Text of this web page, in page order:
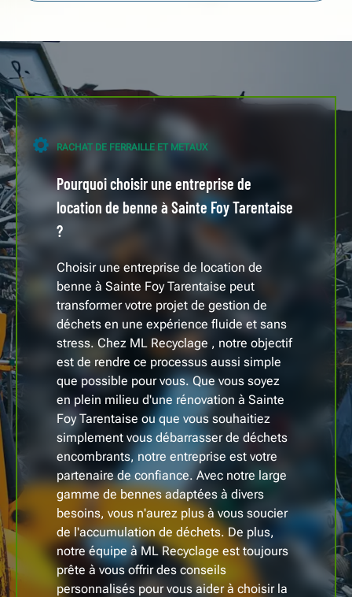
RACHAT DE FERRAILLE ET METAUX
Pourquoi choisir une entreprise de
location de benne à Sainte Foy Tarentaise
?
Choisir une entreprise de location de
benne à Sainte Foy Tarentaise peut
transformer votre projet de gestion de
déchets en une expérience fluide et sans
stress. Chez ML Recyclage , notre objectif
est de rendre ce processus aussi simple
que possible pour vous. Que vous soyez
en plein milieu d'une rénovation à Sainte
Foy Tarentaise ou que vous souhaitiez
simplement vous débarrasser de déchets
encombrants, notre entreprise est votre
partenaire de confiance. Avec notre large
gamme de bennes adaptées à divers
besoins, vous n'aurez plus à vous soucier
de l'accumulation de déchets. De plus,
notre équipe à ML Recyclage est toujours
prête à vous offrir des conseils
personnalisés pour vous aider à choisir la